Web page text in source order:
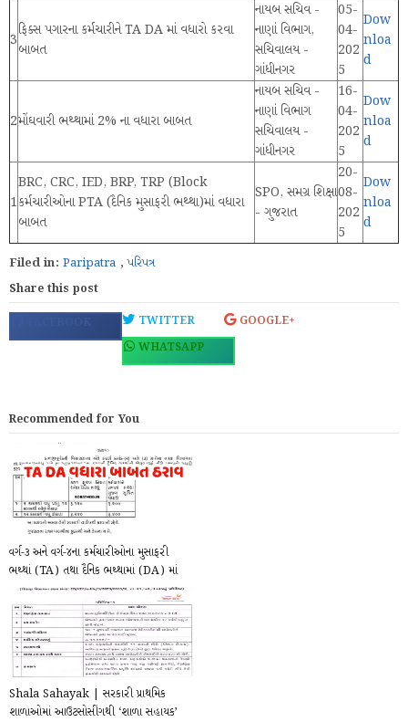
3
ફિક્સ પગારના કર્મચારીને TA DA માં વધારો કરવા
બાબત
નાયબ સચિવ -
નાણાં વિભાગ,
સચિવાલય -
ગાંધીનગર
05-
04-
202
5
Dow
nloa
d
2મોંઘવારી ભથ્થામાં 2% ના વધારા બાબત
નાયબ સચિવ -
નાણાં વિભાગ
સચિવાલય -
ગાંધીનગર
16-
04-
202
5
Dow
nloa
d
1
BRC, CRC, IED, BRP, TRP (Block
કર્મચારીઓના PTA (દૈનિક મુસાફરી ભથ્થા)માં વધારા
બાબત
SPO, સમગ્ર શિક્ષા
- ગુજરાત
20-
08-
202
5
Dow
nloa
d
Filed in: Paripatra ,પરિપત્ર
Share this post
FACEBOOK TWITTER
GOOGLE+
WHATSAPP
Recommended for You
વર્ગ-૩ અને વર્ગ-૪ના કર્મચારીઓના મુસાફરી
ભથ્થાં (TA) તથા દૈનિક ભથ્થામાં (DA) માં
Shala Sahayak | સરકારી પ્રાથમિક
શાળાઓમાં આઉટસોસીંગથી ‘શાળા સહાયક’